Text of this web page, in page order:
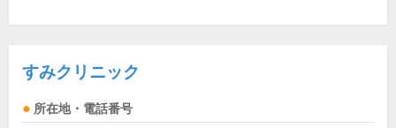
すみクリニック
所在地・電話番号